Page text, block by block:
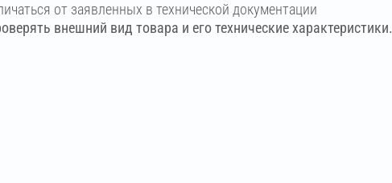
от заявленных в технической документации
внешний вид товара и его технические характеристики.